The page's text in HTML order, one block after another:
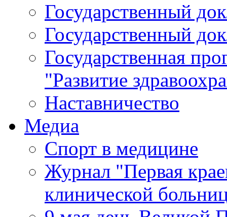
Государственный
Государственный
Государственная
"Развитие
Наставничество
Медиа
Спорт в медицине
Журнал "Первая
клинической